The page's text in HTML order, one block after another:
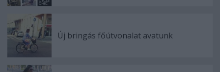
Új bringás főútvonalat avatunk